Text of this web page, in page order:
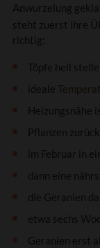
Anwurzelung
steht zuerst ihre
richtig:
Töpfe hell
ideale
Heizungsnähe
Pflanzen
im Februar in
dann eine
die Geranien
etwa sechs
Geranien erst